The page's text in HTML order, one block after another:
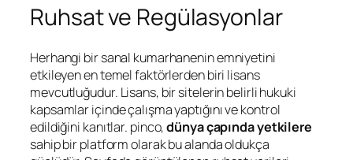
Ruhsat ve Regülasyonlar
Herhangi bir sanal kumarhanenin emniyetini
etkileyen en temel faktörlerden biri lisans
mevcutluğudur. Lisans, bir sitelerin belirli hukuki
kapsamlar içinde çalışma yaptığını ve kontrol
edildiğini kanıtlar. pinco,dünya çapında yetkilere
sahip bir platform olarak bu alanda oldukça